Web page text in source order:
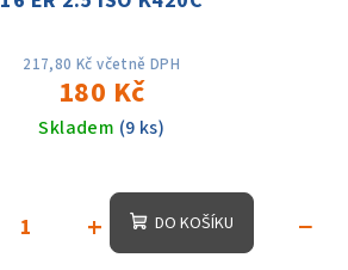
217,80 Kč včetně DPH
180 Kč
Skladem (9 ks)
+ DO KOŠÍKU −